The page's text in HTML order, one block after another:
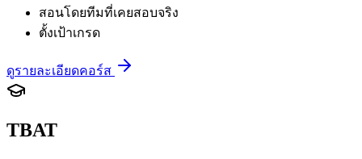
สอนโดยทีมที่เคยสอบจริง
ตั้งเป้าเกรด
ดูรายละเอียดคอร์ส
TBAT